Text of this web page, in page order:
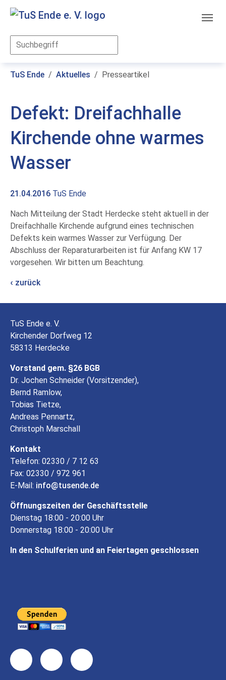
Skip to main content
TuS Ende Aktuelles Presseartikel
Defekt: Dreifachhalle
Kirchende ohne warmes
Wasser
21.04.2016 TuS Ende
Nach Mitteilung der Stadt Herdecke steht aktuell in der
Dreifachhalle Kirchende aufgrund eines technischen
Defekts kein warmes Wasser zur Verfügung. Der
Abschluss der Reparaturarbeiten ist für Anfang KW 17
vorgesehen. Wir bitten um Beachtung.
zurück
TuS Ende e. V.
Kirchender Dorfweg 12
58313 Herdecke
Vorstand gem. §26 BGB
Dr. Jochen Schneider (Vorsitzender),
Bernd Ramlow,
Tobias Tietze,
Andreas Pennartz,
Christoph Marschall
Kontakt
Telefon: 02330 / 7 12 63
Fax: 02330 / 972 961
E-Mail: info tusende de
Öffnungszeiten der Geschäftsstelle
Dienstag 18:00 - 20:00 Uhr
Donnerstag 18:00 - 20:00 Uhr
In den Schulferien und an Feiertagen geschlossen